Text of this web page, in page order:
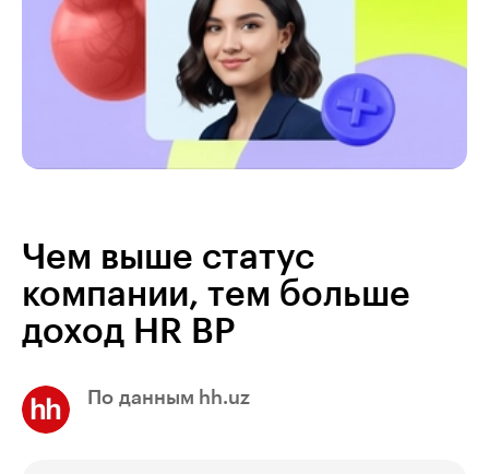
Чем выше статус
компании, тем больше
доход HR BP
По данным hh.uz